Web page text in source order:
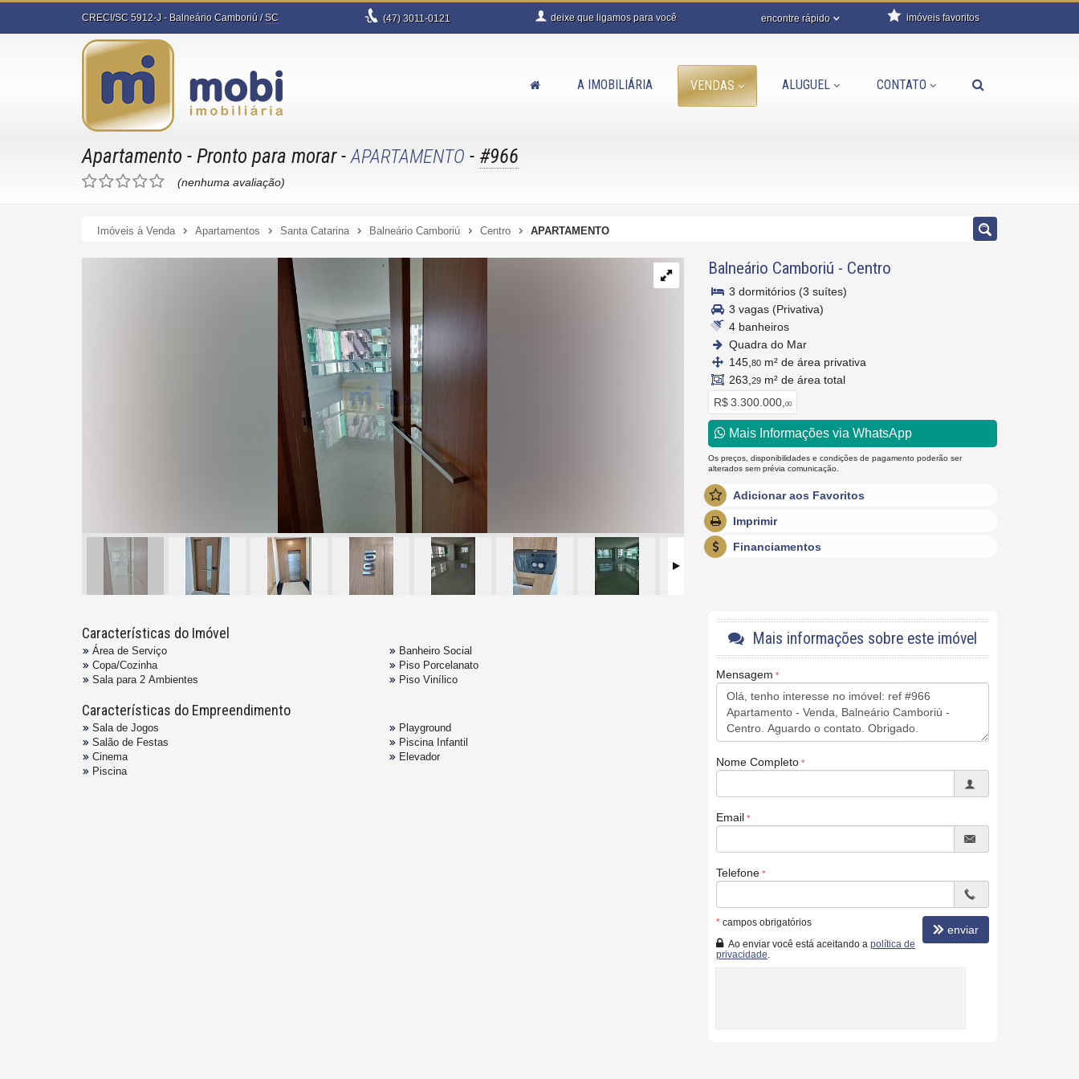
CRECI/SC 5912-J - Balneário Camboriú /SC (47)3011-0121 deixe que ligamos para você encontre rápido imóveis favoritos
A IMOBILIÁRIA VENDAS ALUGUEL CONTATO
Apartamento - Pronto para morar-APARTAMENTO - #966
(nenhuma avaliação)
Imóveis à Venda Apartamentos Santa Catarina Balneário Camboriú Centro APARTAMENTO
Balneário Camboriú - Centro
3 dormitórios (3 suítes)
3 vagas (Privativa)
4 banheiros
Quadra do Mar
145, 80 m² de área privativa
263, 29 m² de área total
R$ 3.300.000, 00
Mais Informações via WhatsApp
Os preços, disponibilidades e condições de pagamento poderão ser
alterados sem prévia comunicação.
Adicionar aos Favoritos
Imprimir
Financiamentos
Características do Imóvel
Área de Serviço
Copa/Cozinha
Sala para 2 Ambientes
Banheiro Social
Piso Porcelanato
Piso Vinílico
Características do Empreendimento
Sala de Jogos
Salão de Festas
Cinema
Piscina
Playground
Piscina Infantil
Elevador
Mais informações sobre este imóvel
Mensagem
Nome Completo
Email
Telefone
* campos obrigatórios
Ao enviar você está aceitando a política de
privacidade
enviar